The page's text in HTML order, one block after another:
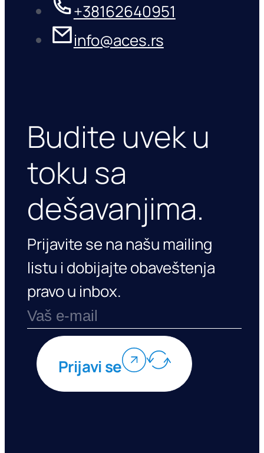
+38162640951
info@aces.rs
Budite uvek u
toku sa
dešavanjima.
Prijavite se na našu mailing
listu i dobijajte obaveštenja
pravo u inbox.
Prijavi se